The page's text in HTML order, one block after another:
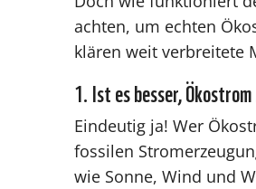
achten, um echten
klären weit verbreitete
1. Ist es besser,
Eindeutig ja! Wer
fossilen
wie Sonne, Wind und